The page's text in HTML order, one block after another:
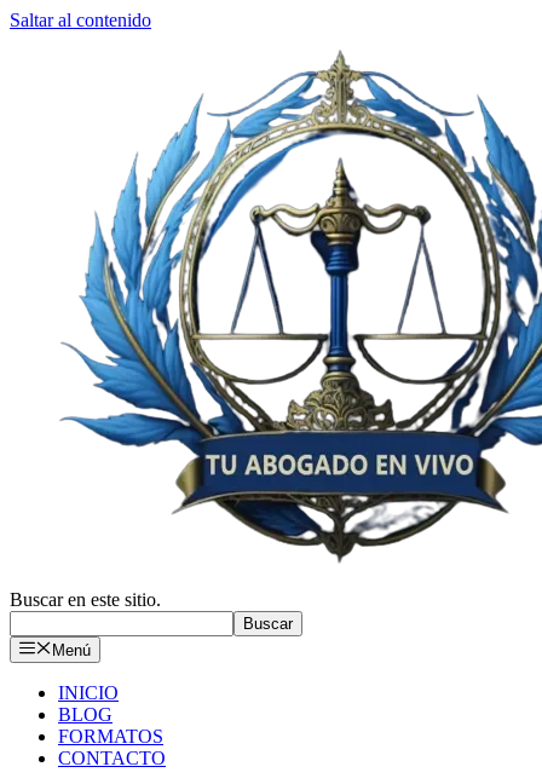
Saltar al contenido
Buscar en este sitio.
Buscar
Menú
INICIO
BLOG
FORMATOS
CONTACTO